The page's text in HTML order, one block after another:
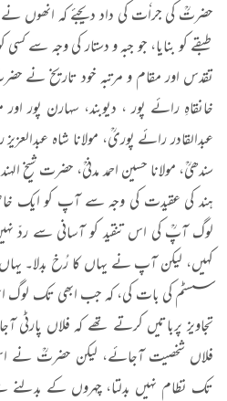
حضرتؒ کی جراٗت کی داد دیجئے کہ انھوں نے
طبقے کو بنایا، جو جبہ و دستار کی وجہ سے کسی
تقدس اور مقام و مرتبہ خود تاریخ نے
خانقاہِ رائے پور ، دیوبند، سہارن پور
عبدالقادر رائے پوریؒ، مولانا شاہ عبدالعزیز
سندھیؒ، مولانا حسین احمد مدنیؒ، حضرت شیخ
ہند کی عقیدت کی وجہ سے آپ کو ایک
لوگ آپؒ کی اس تنقید کو آسانی سے ردّ
کہیں، لیکن آپ نے یہاں کا رُخ بدلا۔
سسٹم کی بات کی، کہ جب ابھی تک لوگ
تجاویز پرباتیں کرتے تھے کہ فلاں
فلاں شخصیت آجائے، لیکن حضرتؒ نے
تک نظام نہیں بدلتا، چہروں کے بدلنے